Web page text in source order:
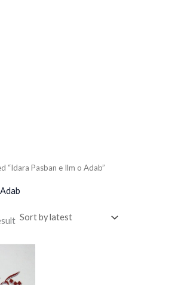
“Idara Pasban e Ilm o Adab”